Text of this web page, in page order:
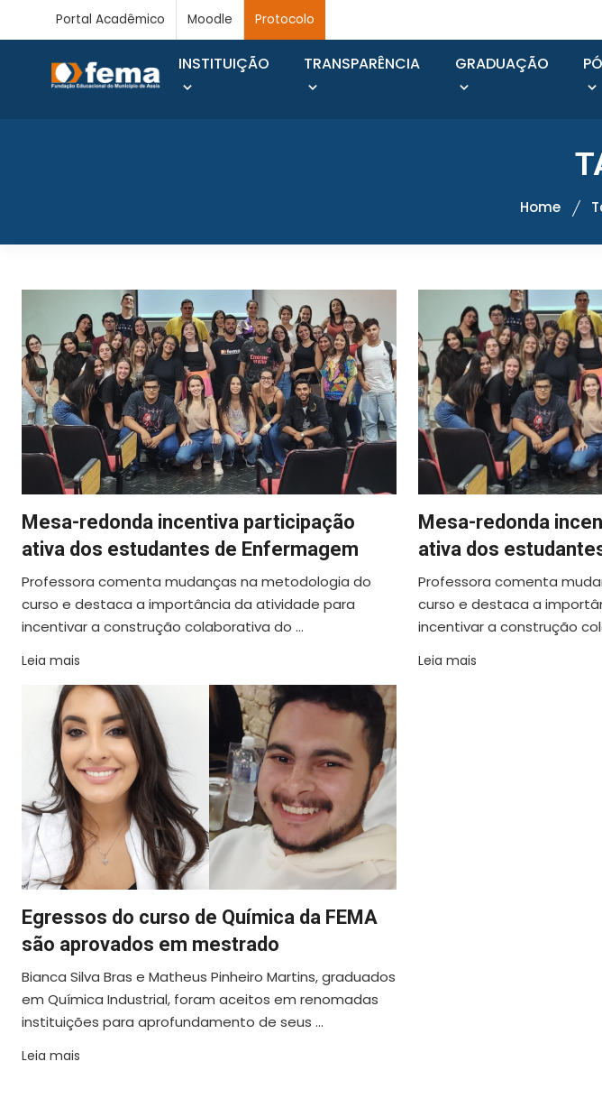
Portal Acadêmico Moodle Protocolo
INSTITUIÇÃO TRANSPARÊNCIA GRADUAÇÃO
Home
Mesa-redonda incentiva participação
ativa dos estudantes de Enfermagem
Professora comenta mudanças na metodologia do
curso e destaca a importância da atividade para
incentivar a construção colaborativa do ...
Leia mais
Mesa-redonda
ativa dos
Professora comenta
curso e destaca a
incentivar a construção
Leia mais
Egressos do curso de Química da FEMA
são aprovados em mestrado
Bianca Silva Bras e Matheus Pinheiro Martins, graduados
em Química Industrial, foram aceitos em renomadas
instituições para aprofundamento de seus ...
Leia mais